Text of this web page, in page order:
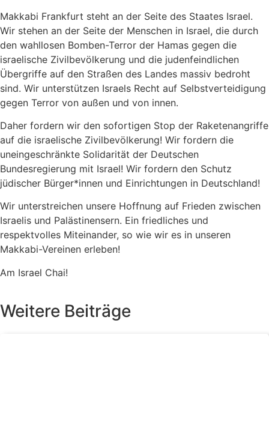
Makkabi Frankfurt steht an der Seite des Staates Israel.
Wir stehen an der Seite der Menschen in Israel, die durch
den wahllosen Bomben-Terror der Hamas gegen die
israelische Zivilbevölkerung und die judenfeindlichen
Übergriffe auf den Straßen des Landes massiv bedroht
sind. Wir unterstützen Israels Recht auf Selbstverteidigung
gegen Terror von außen und von innen.
Daher fordern wir den sofortigen Stop der Raketenangriffe
auf die israelische Zivilbevölkerung! Wir fordern die
uneingeschränkte Solidarität der Deutschen
Bundesregierung mit Israel! Wir fordern den Schutz
jüdischer Bürger*innen und Einrichtungen in Deutschland!
Wir unterstreichen unsere Hoffnung auf Frieden zwischen
Israelis und Palästinensern. Ein friedliches und
respektvolles Miteinander, so wie wir es in unseren
Makkabi-Vereinen erleben!
Am Israel Chai!
Weitere Beiträge